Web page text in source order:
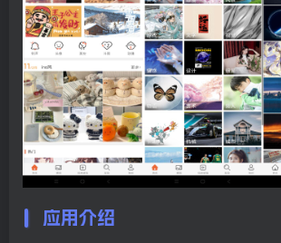
应用介绍